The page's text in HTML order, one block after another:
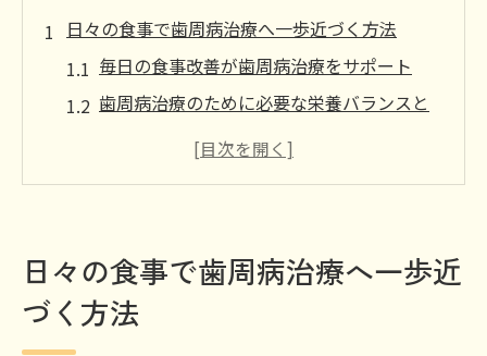
日々の食事で歯周病治療へ一歩近づく方法
毎日の食事改善が歯周病治療をサポート
歯周病治療のために必要な栄養バランスと
出す
歯周病に悩むなら選びたい食材と栄養素の工夫
日々の食事で歯周病治療へ一歩近
づく方法